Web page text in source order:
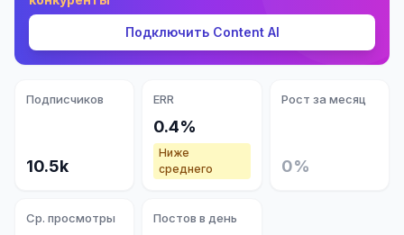
Подключить Content AI
Подписчиков
10.5k
ERR
0.4%
Ниже
среднего
Рост за месяц
0%
Ср. просмотры Постов в день